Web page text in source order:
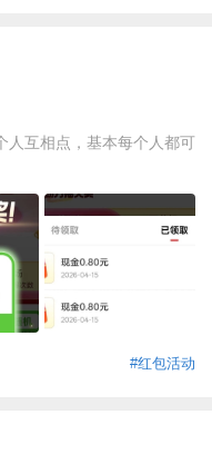
人互相点，基本每个人都可
#红包活动